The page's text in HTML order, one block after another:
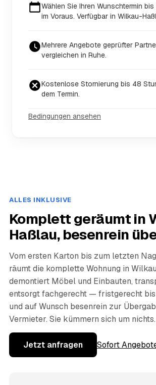
Wählen Sie Ihren Wunschtermin
im Voraus. Verfügbar in Wilkau-
Mehrere Angebote geprüfter
vergleichen in Ruhe.
Kostenlose Stornierung bis 48
dem Termin.
Bedingungen ansehen
ALLES INKLUSIVE
Komplett geräumt in
Haßlau, besenrein
Vom ersten Karton bis zum letzten
räumt die komplette Wohnung in
demontiert Möbel und Einbauten,
entsorgt fachgerecht — fristgerecht
und auf Wunsch besenrein zur
Vermieter. Sie kümmern sich um nichts.
Jetzt anfragen Sofort